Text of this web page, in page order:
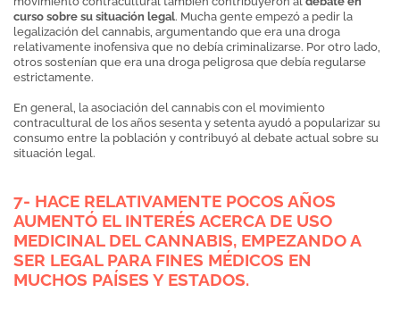
curso sobre su situación legal. Mucha gente empezó a pedir la
legalización del cannabis, argumentando que era una droga
relativamente inofensiva que no debía criminalizarse. Por otro lado,
otros sostenían que era una droga peligrosa que debía regularse
estrictamente.
En general, la asociación del cannabis con el movimiento
contracultural de los años sesenta y setenta ayudó a popularizar su
consumo entre la población y contribuyó al debate actual sobre su
situación legal.
7- HACE RELATIVAMENTE POCOS AÑOS
AUMENTÓ EL INTERÉS ACERCA DE USO
MEDICINAL DEL CANNABIS, EMPEZANDO A
SER LEGAL PARA FINES MÉDICOS EN
MUCHOS PAÍSES Y ESTADOS.